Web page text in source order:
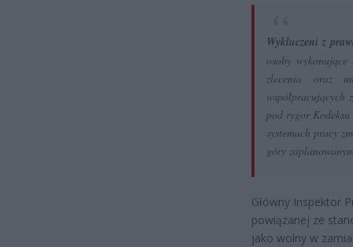
Wykluczeni z
osoby
zlecenia oraz
pod rygor
systemach pracy
góry
Główny Inspektor
powiązanej ze
jako wolny w